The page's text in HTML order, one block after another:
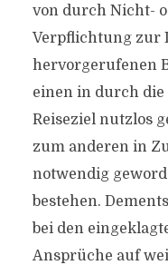
von durch Nicht-
Verpflichtung zur
hervorgerufenen
einen in durch
Reiseziel nutzlos
zum anderen in
notwendig
bestehen.
bei den
Ansprüche auf